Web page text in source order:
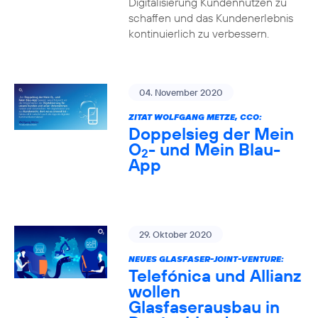
schaffen und das Kundenerlebnis
kontinuierlich zu verbessern.
04. November 2020
ZITAT WOLFGANG METZE, CCO:
Doppelsieg der Mein
O2- und Mein Blau-
App
29. Oktober 2020
NEUES GLASFASER-JOINT-VENTURE:
Telefónica und Allianz
wollen
Glasfaserausbau in